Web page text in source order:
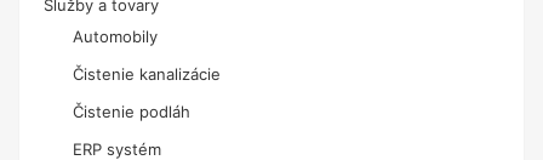
Služby a tovary
Automobily
Čistenie kanalizácie
Čistenie podláh
ERP systém